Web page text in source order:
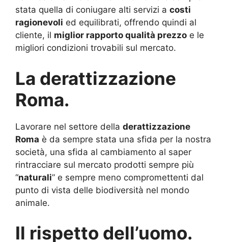
stata quella di coniugare alti servizi a costi
ragionevoli ed equilibrati, offrendo quindi al
cliente, il miglior rapporto qualità prezzo e le
migliori condizioni trovabili sul mercato.
La derattizzazione
Roma.
Lavorare nel settore della derattizzazione
Roma è da sempre stata una sfida per la nostra
società, una sfida al cambiamento al saper
rintracciare sul mercato prodotti sempre più
“naturali” e sempre meno compromettenti dal
punto di vista delle biodiversità nel mondo
animale.
Il rispetto dell’uomo.